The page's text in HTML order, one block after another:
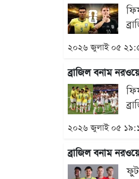
২০২৬ জুলাই ০৫
ব্রাজিল বনাম
২০২৬ জুলাই ০৫
ব্রাজিল বনাম